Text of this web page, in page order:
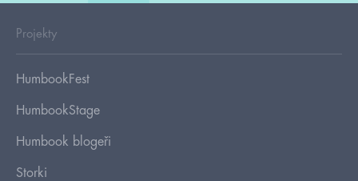
Projekty
HumbookFest
HumbookStage
Humbook blogeři
Storki